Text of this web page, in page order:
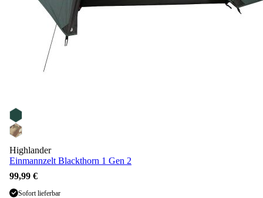
Highlander
Einmannzelt Blackthorn 1 Gen 2
99,99 €
Sofort lieferbar